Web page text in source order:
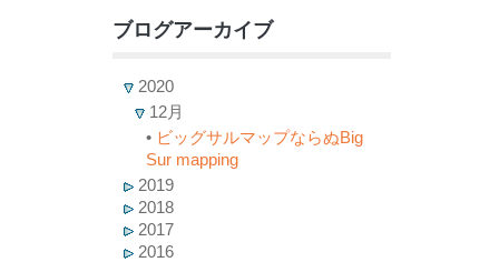
ブログアーカイブ
2020
12月
• ビッグサルマップならぬBig
Sur mapping
2019
2018
2017
2016